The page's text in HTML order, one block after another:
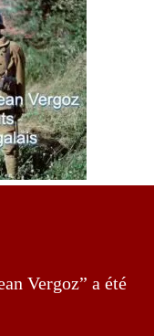
Vergoz” a été